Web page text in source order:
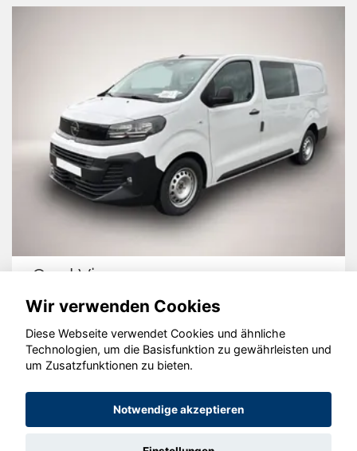
Opel Vivaro
© konjunkturmotor.de GmbH 2020 - 2026
Wir verwenden Cookies
Diese Webseite verwendet Cookies und ähnliche
Technologien, um die Basisfunktion zu gewährleisten und
um Zusatzfunktionen zu bieten.
Notwendige akzeptieren